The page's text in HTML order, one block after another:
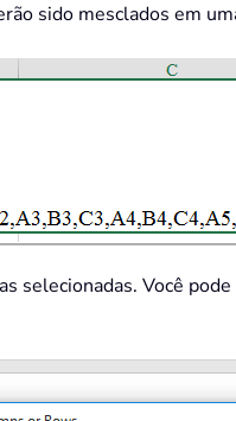
sido mesclados em
selecionadas. Você